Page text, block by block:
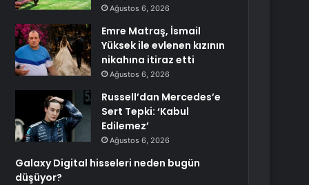
Ağustos 6, 2026
Emre Matraş, İsmail
Yüksek ile evlenen kızının
nikahına itiraz etti
Ağustos 6, 2026
Russell’dan Mercedes’e
Sert Tepki: ‘Kabul
Edilemez’
Ağustos 6, 2026
Galaxy Digital hisseleri neden bugün
düşüyor?